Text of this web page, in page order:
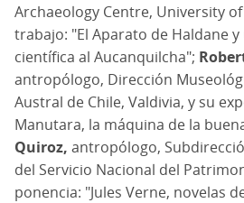
Archaeology Centre, University
trabajo: "El Aparato de Haldane
científica al Aucanquilcha";
antropólogo, Dirección
Austral de Chile, Valdivia, y su
Manutara, la máquina de la
Quiroz, antropólogo,
del Servicio Nacional del
ponencia: "Jules Verne, novelas